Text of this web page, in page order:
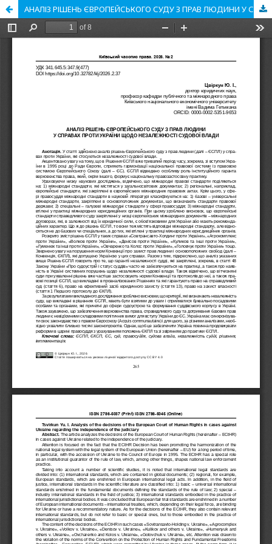
АНАЛІЗ РІШЕНЬ ЄВРОПЕЙСЬКОГО СУДУ З ПРАВ ЛЮДИНИ У СПРАВАХ ПРОТИ УКРАЇНИ ЩОДО НЕЗАЛЕЖНОСТІ СУДОВОЇ ВЛАДИ